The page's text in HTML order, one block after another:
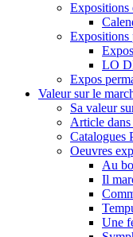
Expositions
Expositions
LO
Expos
Valeur sur le
Sa valeur
Article dans
Catalogues
Oeuvres
Au
Il
Une